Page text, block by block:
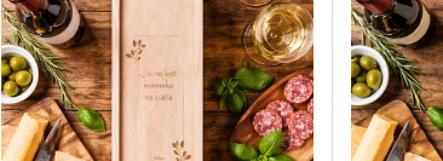
r
o
d
u
k
t
s
p
r
o
d